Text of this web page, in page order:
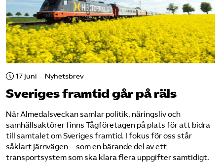
Kontakt
Mina sidor (almega.se)
Logga in på Arbetsgivarguiden
Sök på tagforetagen.se
17 juni Nyhetsbrev
Sveriges framtid går på räls
När Almedalsveckan samlar politik, näringsliv och
samhällsaktörer finns Tågföretagen på plats för att bidra
till samtalet om Sveriges framtid. I fokus för oss står
såklart järnvägen – som en bärande del av ett
transportsystem som ska klara flera uppgifter samtidigt.